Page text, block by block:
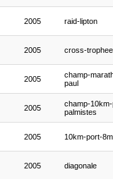
2005 raid-lipton
2005 cross-
2005
champ-
paul
2005
champ-
palmistes
2005 10km-port-
2005 diagonale